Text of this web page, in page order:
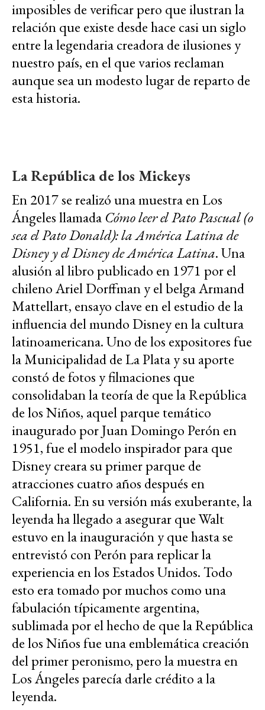
imposibles de verificar pero que ilustran la
relación que existe desde hace casi un siglo
entre la legendaria creadora de ilusiones y
nuestro país, en el que varios reclaman
aunque sea un modesto lugar de reparto de
esta historia.
La República de los Mickeys
En 2017 se realizó una muestra en Los
Ángeles llamada Cómo leer el Pato Pascual (o
sea el Pato Donald): la América Latina de
Disney y el Disney de América Latina. Una
alusión al libro publicado en 1971 por el
chileno Ariel Dorffman y el belga Armand
Mattellart, ensayo clave en el estudio de la
influencia del mundo Disney en la cultura
latinoamericana. Uno de los expositores fue
la Municipalidad de La Plata y su aporte
constó de fotos y filmaciones que
consolidaban la teoría de que la República
de los Niños, aquel parque temático
inaugurado por Juan Domingo Perón en
1951, fue el modelo inspirador para que
Disney creara su primer parque de
atracciones cuatro años después en
California. En su versión más exuberante, la
leyenda ha llegado a asegurar que Walt
estuvo en la inauguración y que hasta se
entrevistó con Perón para replicar la
experiencia en los Estados Unidos. Todo
esto era tomado por muchos como una
fabulación típicamente argentina,
sublimada por el hecho de que la República
de los Niños fue una emblemática creación
del primer peronismo, pero la muestra en
Los Ángeles parecía darle crédito a la
leyenda.